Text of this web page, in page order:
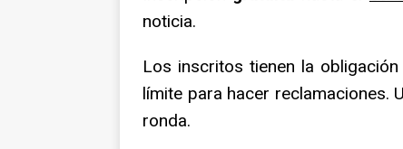
noticia.
Los inscritos tienen la
límite para hacer reclamaciones.
ronda.